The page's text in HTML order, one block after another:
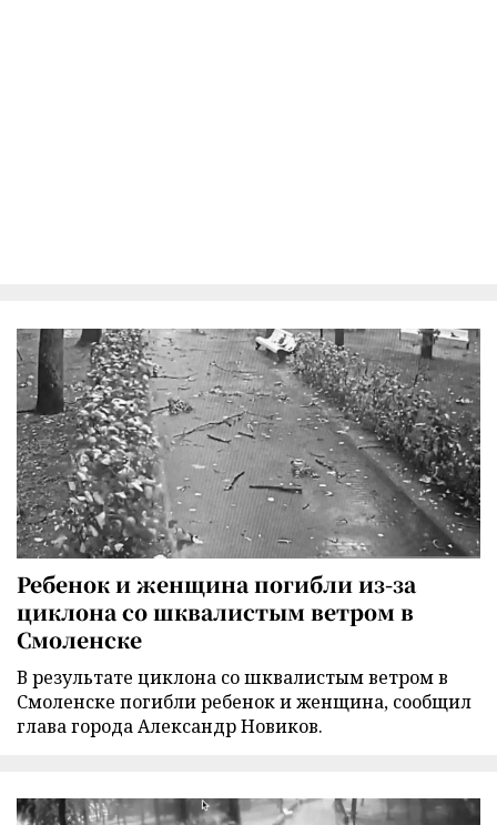
Ребенок и женщина погибли из-за
циклона со шквалистым ветром в
Смоленске
В результате циклона со шквалистым ветром в
Смоленске погибли ребенок и женщина, сообщил
глава города Александр Новиков.